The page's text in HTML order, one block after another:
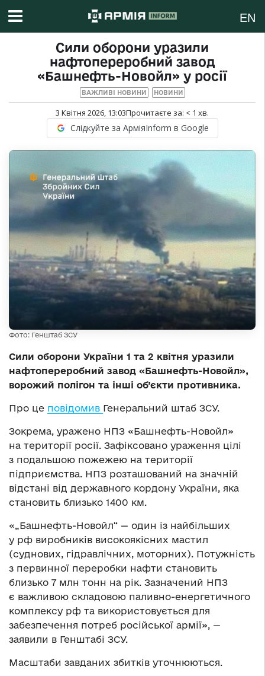
EN
Сили оборони уразили
нафтопереробний завод
«Башнефть-Новойл» у росії
ВАЖЛИВІ НОВИНИ НОВИНИ
3 Квітня 2026, 13:03Прочитаєте за: < 1 хв.
Слідкуйте за АрміяInform в Google
Фото: Генштаб ЗСУ
Сили оборони України 1 та 2 квітня уразили
нафтопереробний завод «Башнефть-Новойл»,
ворожий полігон та інші об’єкти противника.
Про це повідомив Генеральний штаб ЗСУ.
Зокрема, уражено НПЗ «Башнефть-Новойл»
на території росії. Зафіксовано ураження цілі
з подальшою пожежею на території
підприємства. НПЗ розташований на значній
відстані від державного кордону України, яка
становить близько 1400 км.
«„Башнефть-Новойл“ — один із найбільших
у рф виробників високоякісних мастил
(суднових, гідравлічних, моторних). Потужність
з первинної переробки нафти становить
близько 7 млн тонн на рік. Зазначений НПЗ
є важливою складовою паливно-енергетичного
комплексу рф та використовується для
забезпечення потреб російської армії», —
заявили в Генштабі ЗСУ.
Масштаби завданих збитків уточнюються.